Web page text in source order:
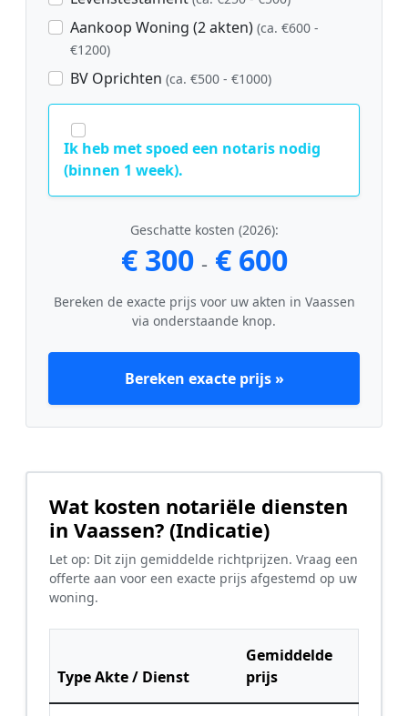
Aankoop Woning (2 akten) (ca. €600 -
€1200)
BV Oprichten (ca. €500 - €1000)
Ik heb met spoed een notaris nodig
(binnen 1 week).
Geschatte kosten (2026):
€ 300 - € 600
Bereken de exacte prijs voor uw akten in Vaassen
via onderstaande knop.
Bereken exacte prijs »
Wat kosten notariële diensten
in Vaassen? (Indicatie)
Let op: Dit zijn gemiddelde richtprijzen. Vraag een
offerte aan voor een exacte prijs afgestemd op uw
woning.
Type Akte / Dienst
Gemiddelde
prijs